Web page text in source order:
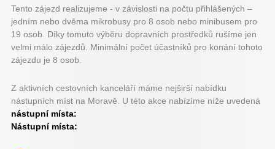
Tento zájezd realizujeme - v závislosti na počtu přihlášených –
jedním nebo dvěma mikrobusy pro 8 osob nebo minibusem pro
19 osob. Díky tomuto výběru dopravních prostředků rušíme jen
velmi málo zájezdů. Minimální počet účastníků pro konání tohoto
zájezdu je 8 osob.
Z aktivních cestovních kanceláří máme nejširší nabídku
nástupních míst na Moravě. U této akce nabízíme níže uvedená
nástupní místa:
Nástupní místa: